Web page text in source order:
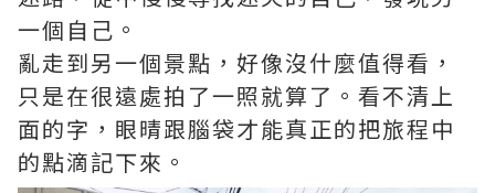
一個自己。
亂走到另一個景點，好像沒什麼值得看，
只是在很遠處拍了一照就算了。看不清上
面的字，眼晴跟腦袋才能真正的把旅程中
的點滴記下來。